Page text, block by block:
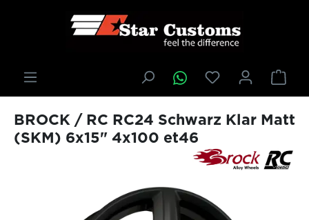
springen
BROCK / RC RC24 Schwarz Klar Matt
(SKM) 6x15" 4x100 et46